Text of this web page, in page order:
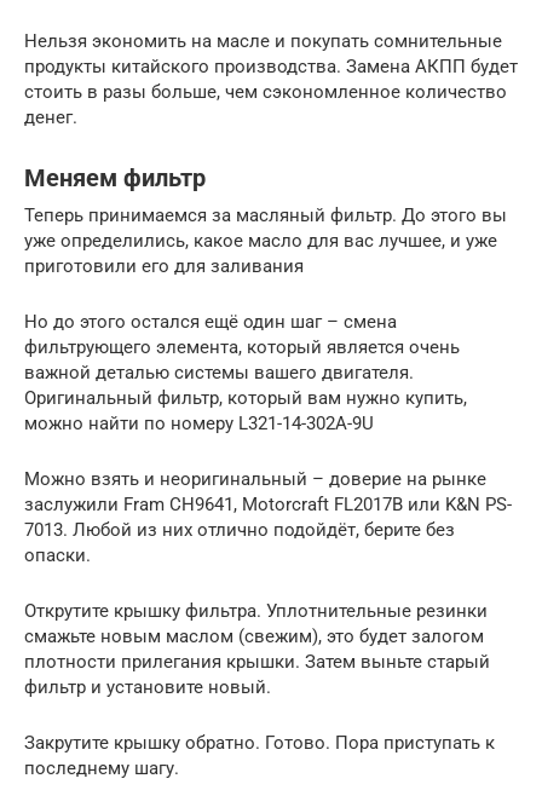
Нельзя экономить на масле и покупать сомнительные
продукты китайского производства. Замена АКПП будет
стоить в разы больше, чем сэкономленное количество
денег.
Меняем фильтр
Теперь принимаемся за масляный фильтр. До этого вы
уже определились, какое масло для вас лучшее, и уже
приготовили его для заливания
Но до этого остался ещё один шаг – смена
фильтрующего элемента, который является очень
важной деталью системы вашего двигателя.
Оригинальный фильтр, который вам нужно купить,
можно найти по номеру L321-14-302A-9U
Можно взять и неоригинальный – доверие на рынке
заслужили Fram CH9641, Motorcraft FL2017B или K&N PS-
7013. Любой из них отлично подойдёт, берите без
опаски.
Открутите крышку фильтра. Уплотнительные резинки
смажьте новым маслом (свежим), это будет залогом
плотности прилегания крышки. Затем выньте старый
фильтр и установите новый.
Закрутите крышку обратно. Готово. Пора приступать к
последнему шагу.